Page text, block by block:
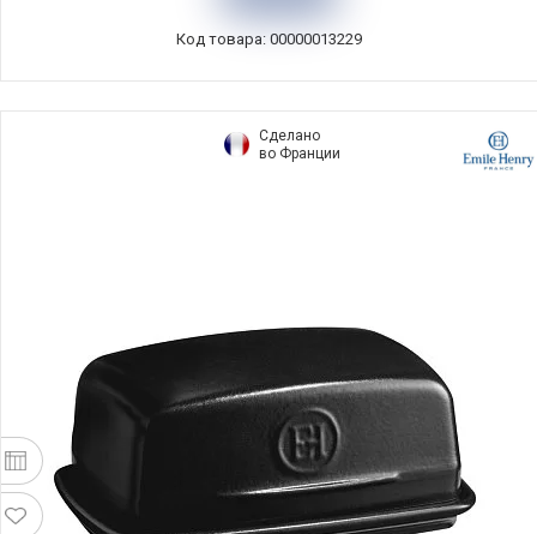
Код товара: 00000013229
Сделано
во Франции